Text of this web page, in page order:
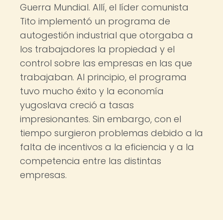
Guerra Mundial. Allí, el líder comunista
Tito implementó un programa de
autogestión industrial que otorgaba a
los trabajadores la propiedad y el
control sobre las empresas en las que
trabajaban. Al principio, el programa
tuvo mucho éxito y la economía
yugoslava creció a tasas
impresionantes. Sin embargo, con el
tiempo surgieron problemas debido a la
falta de incentivos a la eficiencia y a la
competencia entre las distintas
empresas.